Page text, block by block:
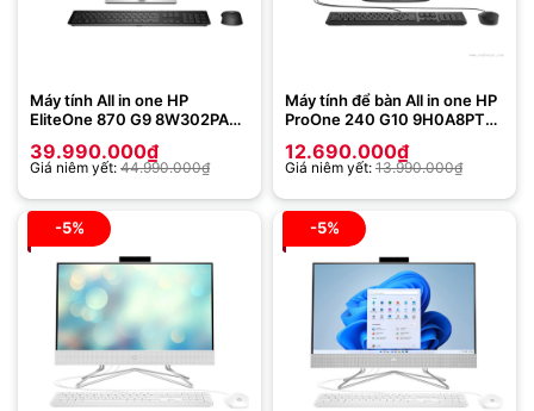
Máy tính All in one HP
EliteOne 870 G9 8W302PA
512GB | Geforce RTX 3050Ti
4GB | 27inch QHD | Win 11
Home | Bạc)
39.990.000₫
Giá niêm yết: 44.990.000₫
Máy tính để bàn All in one HP
ProOne 240 G10 9H0A8PT
512GB | Intel UHD | 23.8 inch
FHD | Win 11 | Đen)
12.690.000₫
Giá niêm yết: 13.990.000₫
-5% -5%